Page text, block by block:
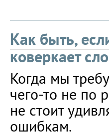
Как быть,
коверкает
Когда мы
чего-то не по
не стоит
ошибкам.